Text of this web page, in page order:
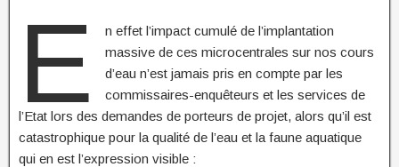
E
n effet l’impact cumulé de l’implantation
massive de ces microcentrales sur nos cours
d’eau n’est jamais pris en compte par les
commissaires-enquêteurs et les services de
l’Etat lors des demandes de porteurs de projet, alors qu’il est
catastrophique pour la qualité de l’eau et la faune aquatique
qui en est l’expression visible :